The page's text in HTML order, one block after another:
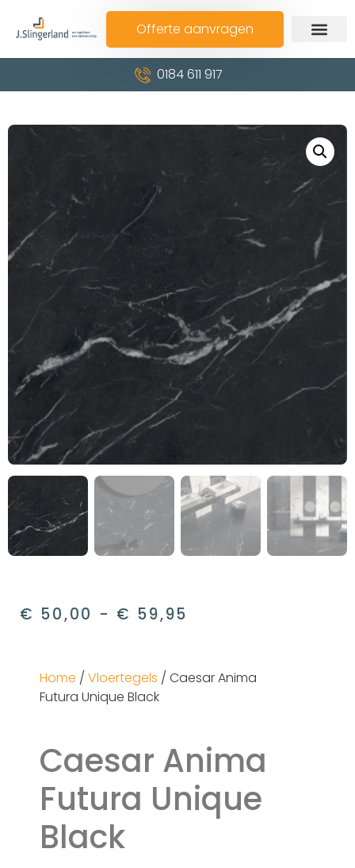
Offerte aanvragen
0184 611 917
€ 50,00 - € 59,95
Home / Vloertegels / Caesar Anima
Futura Unique Black
Caesar Anima
Futura Unique
Black